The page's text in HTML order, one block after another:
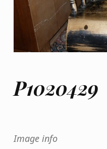
P1020429
Image info